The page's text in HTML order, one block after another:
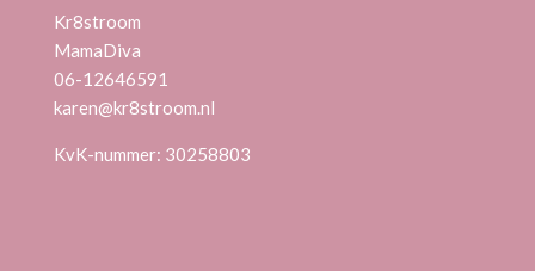
Kr8stroom
MamaDiva
06-12646591
karen@kr8stroom.nl
KvK-nummer: 30258803